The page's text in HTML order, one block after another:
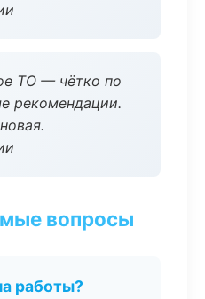
ТО — чётко по
рекомендации.
вопросы
работы?